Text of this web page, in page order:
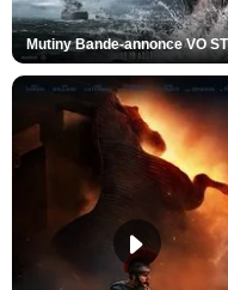
Mutiny Bande-annonce VO